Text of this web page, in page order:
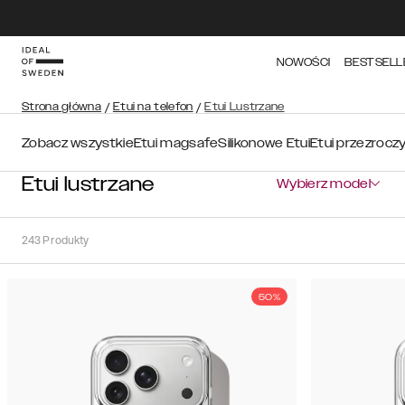
NOWOŚCI
Strona główna / Etui na telefon / Etui Lustrzane
Zobacz wszystkieEtui magsafeSilikonowe EtuiEtui
Etui lustrzane Wybierz model
243Produkty
50%